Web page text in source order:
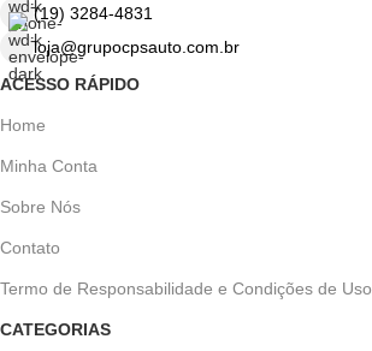
melhor escolha. Não perca
tempo e adquira já o seu!
(19) 3284-4831
loja@grupocpsauto.com.br
ACESSO RÁPIDO
Home
Minha Conta
Sobre Nós
Contato
Termo de Responsabilidade e Condições de Uso
CATEGORIAS